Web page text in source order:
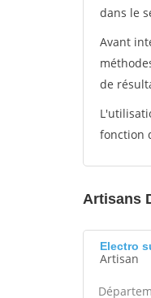
dans le
Avant
de
fonction
Artisans
Electro
Artisan